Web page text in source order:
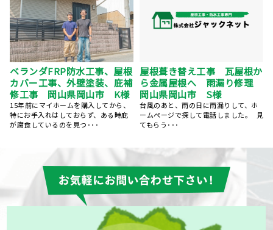
屋根塗装、棟鈑金交換、外壁
塗装 岡山県岡山市 N様
5社くらい提案を聞きましたが、株式会
社ジャックネットさんが一番丁寧にご
対応くださいました。 ･･･
岡山県岡山市 外壁塗装、屋
根塗装 プレミアムシリコン
この度は丁寧な施工、親切な対応、誠
にありがとうございました。 築25年、
ずっと気になっていた･･･